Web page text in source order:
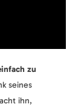
zu
seines
ihn,